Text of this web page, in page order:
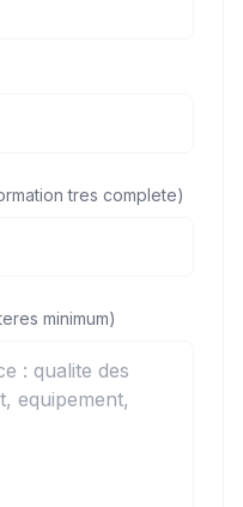
tres complete)
minimum)